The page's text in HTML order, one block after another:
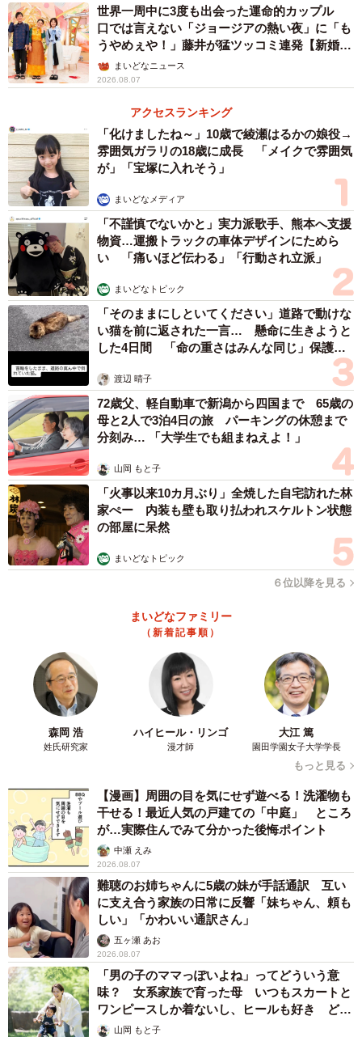
世界一周中に3度も出会った運命的カップル
口では言えない「ジョージアの熱い夜」に「も
うやめぇや！」藤井が猛ツッコミ連発【新婚さ
ん】まいどなニュース
2026.08.07
アクセスランキング
「化けましたね～」10歳で綾瀬はるかの娘役→
雰囲気ガラリの18歳に成長 「メイクで雰囲気
が」「宝塚に入れそう」
まいどなメディア
「不謹慎でないかと」実力派歌手、熊本へ支援
物資…運搬トラックの車体デザインにためら
い 「痛いほど伝わる」「行動され立派」
まいどなトピック
「そのままにしといてください」道路で動けな
い猫を前に返された一言… 懸命に生きようと
した4日間 「命の重さはみんな同じ」保護団
渡辺 晴子
72歳父、軽自動車で新潟から四国まで 65歳の
母と2人で3泊4日の旅 パーキングの休憩まで
分刻み… 「大学生でも組まねえよ！」
山岡 もと子
「火事以来10カ月ぶり」全焼した自宅訪れた林
家ぺー 内装も壁も取り払われスケルトン状態
の部屋に呆然
まいどなトピック
６位以降を見る
まいどなファミリー
（新着記事順）
森岡 浩
姓氏研究家
ハイヒール・リンゴ
漫才師
大江 篤
園田学園女子大学学長
もっと見る
【漫画】周囲の目を気にせず遊べる！洗濯物も
干せる！最近人気の戸建ての「中庭」 ところ
が…実際住んでみて分かった後悔ポイント
中瀬 えみ
2026.08.07
難聴のお姉ちゃんに5歳の妹が手話通訳 互い
に支え合う家族の日常に反響「妹ちゃん、頼も
しい」「かわいい通訳さん」
五ヶ瀬 あお
2026.08.07
「男の子のママっぽいよね」ってどういう意
味？ 女系家族で育った母 いつもスカートと
ワンピースしか着ないし、ヒールも好き どの
へんが…
山岡 もと子